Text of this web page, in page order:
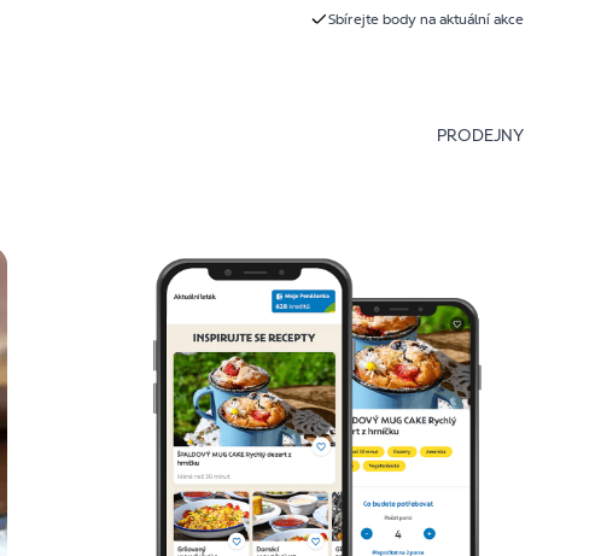
Sbírejte body na aktuální akce
PRODEJNY